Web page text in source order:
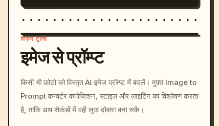
c, cyberpunk sunset, neon
colors, 8k --v 6.0
विज़न टूल्स
इमेज से प्रॉम्प्ट
किसी भी फ़ोटो को विस्तृत AI इमेज प्रॉम्प्ट में बदलें। मुफ़्त Image to
Prompt कन्वर्टर कंपोज़िशन, स्टाइल और लाइटिंग का विश्लेषण करता
है, ताकि आप सेकंडों में वही लुक दोबारा बना सकें।